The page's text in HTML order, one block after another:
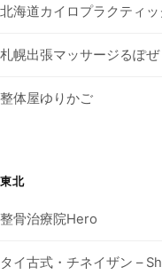
北海道カイロプラクティ
札幌出張マッサージるぽぜ
整体屋ゆりかご
東北
整骨治療院Hero
タイ古式・チネイザン –